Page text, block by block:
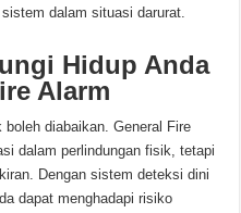
dalam situasi darurat.
Hidup Anda
Alarm
diabaikan. General Fire
dalam perlindungan fisik, tetapi
Dengan sistem deteksi dini
dapat menghadapi risiko